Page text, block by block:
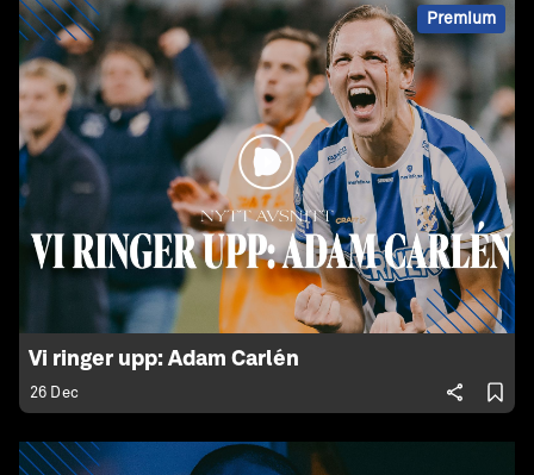
Premium
Vi ringer upp: Adam Carlén
26 Dec